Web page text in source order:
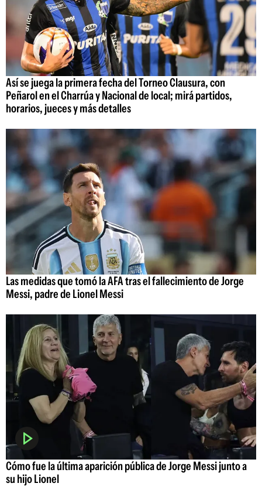
Así se juega la primera fecha del Torneo Clausura, con
Peñarol en el Charrúa y Nacional de local; mirá partidos,
horarios, jueces y más detalles
Las medidas que tomó la AFA tras el fallecimiento de Jorge
Messi, padre de Lionel Messi
Cómo fue la última aparición pública de Jorge Messi junto a
su hijo Lionel